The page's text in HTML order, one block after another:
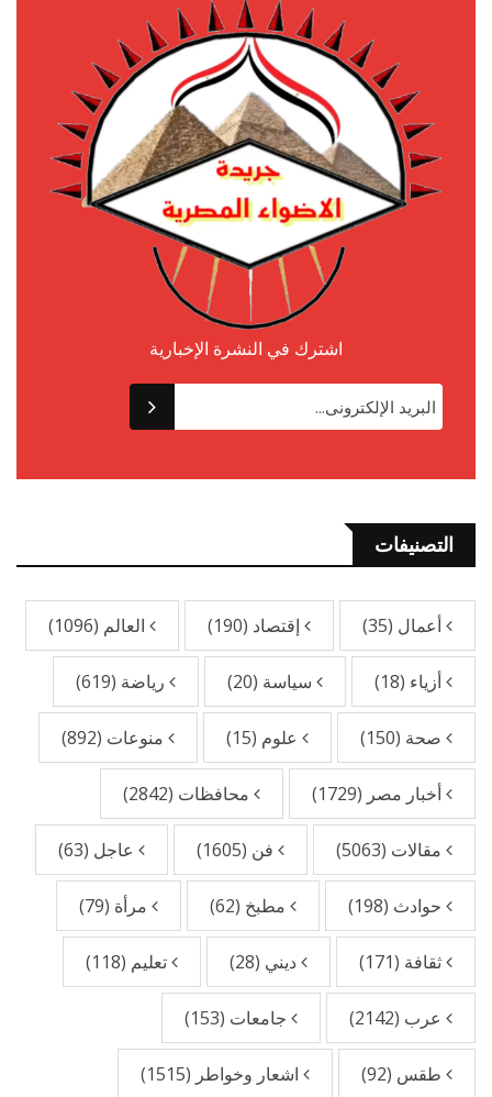
اشترك في النشرة الإخبارية
التصنيفات
أعمال (35) إقتصاد (190) العالم (1096)
أزياء (18) سياسة (20) رياضة (619)
صحة (150) علوم (15) منوعات (892)
أخبار مصر (1729) محافظات (2842)
مقالات (5063) فن (1605) عاجل (63)
حوادث (198) مطبخ (62) مرأة (79)
ثقافة (171) ديني (28) تعليم (118)
عرب (2142) جامعات (153)
طقس (92) اشعار وخواطر (1515)